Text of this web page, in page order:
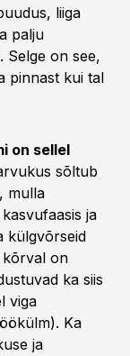
liiga
palju
Selge on see,
pinnast kui tal
on sellel
sõltub
mulla
ja
külgvõrseid
kõrval on
ka siis
viga
Ka
ja